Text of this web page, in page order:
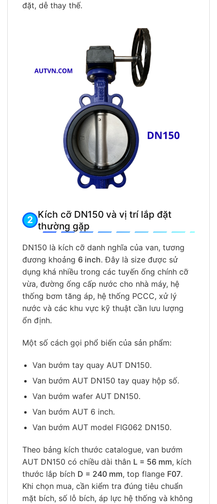
đặt, dễ thay thế.
Kích cỡ DN150 và vị trí lắp đặt
thường gặp
DN150 là kích cỡ danh nghĩa của van, tương
đương khoảng 6 inch. Đây là size được sử
dụng khá nhiều trong các tuyến ống chính cỡ
vừa, đường ống cấp nước cho nhà máy, hệ
thống bơm tăng áp, hệ thống PCCC, xử lý
nước và các khu vực kỹ thuật cần lưu lượng
ổn định.
Một số cách gọi phổ biến của sản phẩm:
Van bướm tay quay AUT DN150.
Van bướm AUT DN150 tay quay hộp số.
Van bướm wafer AUT DN150.
Van bướm AUT 6 inch.
Van bướm AUT model FIG062 DN150.
Theo bảng kích thước catalogue, van bướm
AUT DN150 có chiều dài thân L = 56 mm, kích
thước lắp bích D = 240 mm, top flange F07.
Khi chọn mua, cần kiểm tra đúng tiêu chuẩn
mặt bích, số lỗ bích, áp lực hệ thống và không